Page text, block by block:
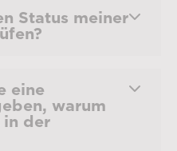
Status meiner
eine
warum
in der